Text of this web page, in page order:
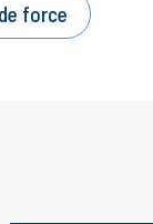
force